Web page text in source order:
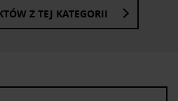
Z TEJ KATEGORII